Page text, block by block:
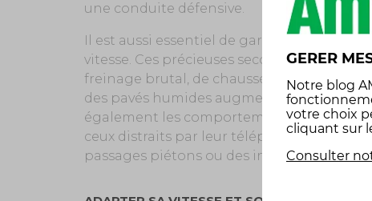
une conduite défensive.
Il est aussi essentiel de garder des
vitesse. Ces précieuses secondes de
freinage brutal, de chaussée glissante ou
des pavés humides augmente d’ailleurs
également les comportements des
ceux distraits par leur téléphone, mieux
passages piétons ou des intersections.
GERER
Notre blog
votre choix
cliquant sur
Consulter